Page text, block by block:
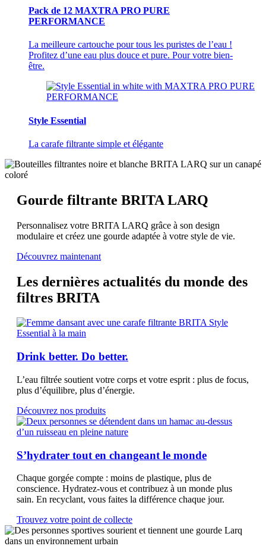
Pack de 12 MAXTRA PRO PURE
PERFORMANCE
La meilleure cartouche pour tous les puristes de l’eau !
Profitez d’une eau plus douce et pure. Pour votre bien-
être.
Style Essential
La carafe filtrante simple et élégante
Gourde filtrante BRITA LARQ
Personnalisez votre BRITA LARQ grâce à son design
modulaire et créez une gourde adaptée à votre style de vie.
Découvrez maintenant
Les dernières actualités du monde des
filtres BRITA
Drink better. Do better.
L’eau filtrée soutient votre corps et votre esprit : plus de focus,
plus d’équilibre, plus d’énergie.
Découvrez nos produits
S’hydrater tout en changeant le monde
Chaque gorgée compte : moins de plastique, plus de
conscience. Hydratez-vous et contribuez à un monde plus
sain. En recyclant, vous faites la différence chaque jour.
Trouvez votre point de collecte